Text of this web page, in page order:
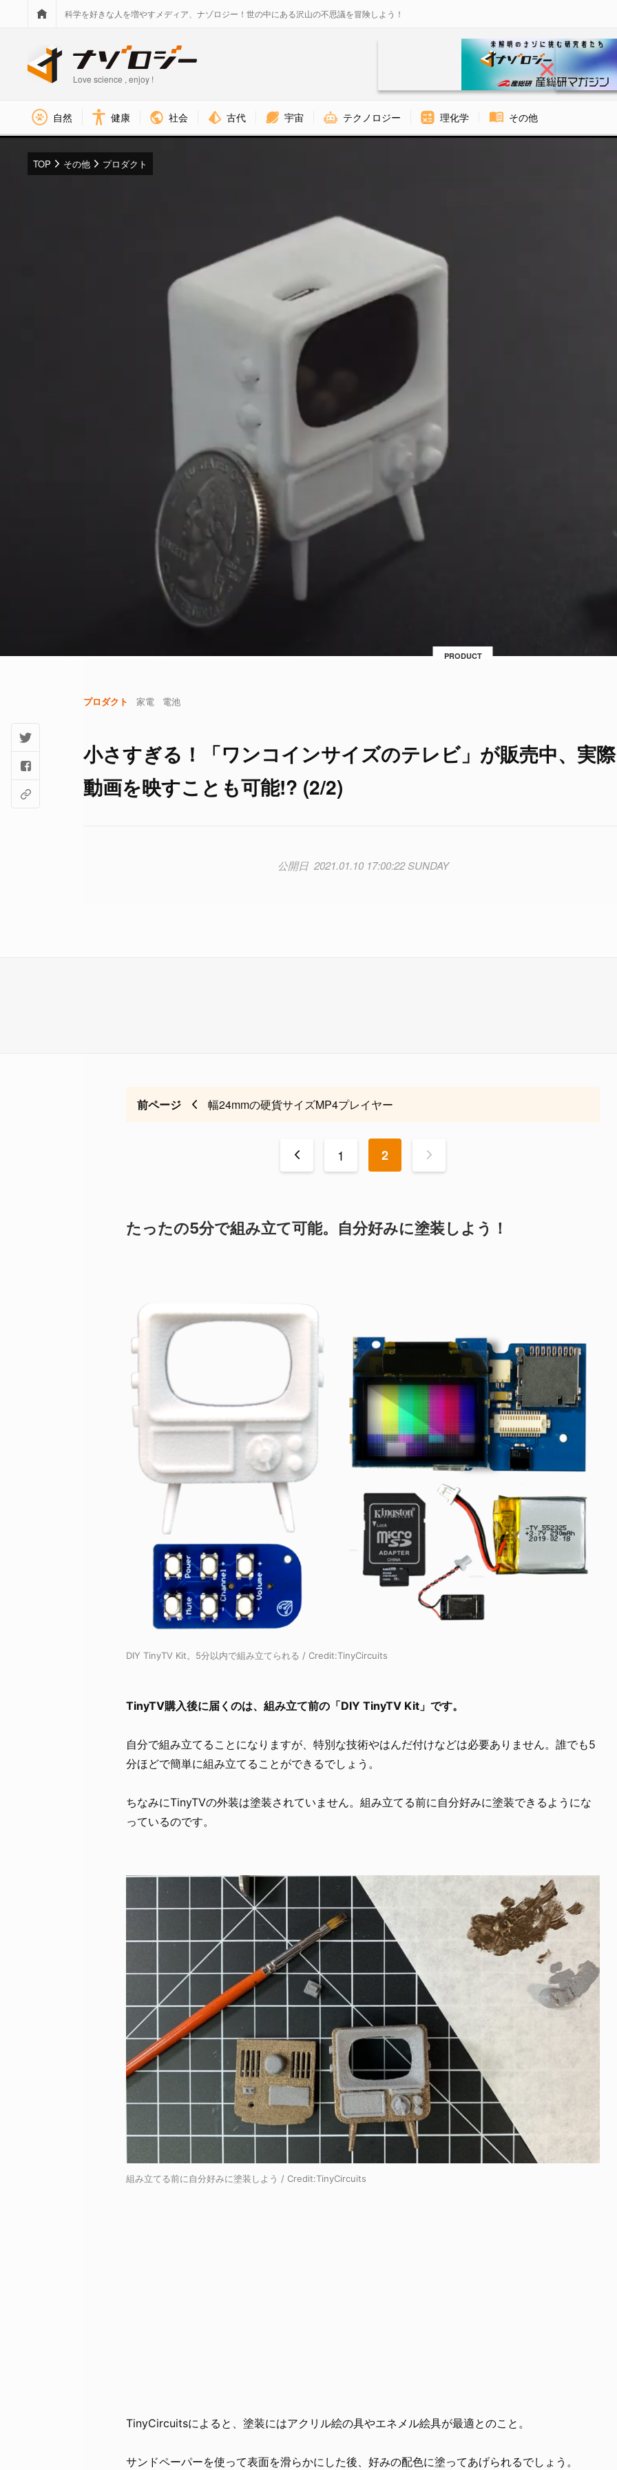
科学を好きな人を増やすメディア、ナゾロジー！世の中にある沢山の不思議を冒険しよう！
Love science , enjoy !
自然 健康 社会 古代 宇宙 テクノロジー 理化学 その他
PRODUCT
TOP その他 プロダクト
プロダクト 家電 電池
小さすぎる！「ワンコインサイズのテレビ」が販売中、実
動画を映すことも可能!? (2/2)
2021.01.10 17:00:22 SUNDAY
前ページ 幅24mmの硬貨サイズMP4プレイヤー
< 1 2 >
たったの5分で組み立て可能。自分好みに塗装しよう！
DIY TinyTV Kit。5分以内で組み立てられる / Credit:TinyCircuits
TinyTV購入後に届くのは、組み立て前の「DIY TinyTV Kit」です。
自分で組み立てることになりますが、特別な技術やはんだ付けなどは必要ありません。誰でも5
分ほどで簡単に組み立てることができるでしょう。
ちなみにTinyTVの外装は塗装されていません。組み立てる前に自分好みに塗装できるようにな
っているのです。
組み立てる前に自分好みに塗装しよう / Credit:TinyCircuits
TinyCircuitsによると、塗装にはアクリル絵の具やエネメル絵具が最適とのこと。
サンドペーパーを使って表面を滑らかにした後、好みの配色に塗ってあげられるでしょう。